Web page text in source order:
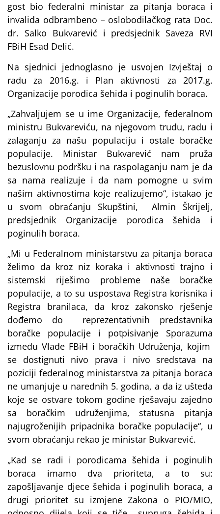
gost bio federalni ministar za pitanja boraca i
invalida odbrambeno – oslobodilačkog rata Doc.
dr. Salko Bukvarević i predsjednik Saveza RVI
FBiH Esad Delić.
Na sjednici jednoglasno je usvojen Izvještaj o
radu za 2016.g. i Plan aktivnosti za 2017.g.
Organizacije porodica šehida i poginulih boraca.
„Zahvaljujem se u ime Organizacije, federalnom
ministru Bukvareviću, na njegovom trudu, radu i
zalaganju za našu populaciju i ostale boračke
populacije. Ministar Bukvarević nam pruža
bezuslovnu podršku i na raspolaganju nam je da
sa nama realizuje i da nam pomogne u svim
našim aktivnostima koje realizujemo“, istakao je
u svom obraćanju Skupštini, Almin Škrijelj,
predsjednik Organizacije porodica šehida i
poginulih boraca.
„Mi u Federalnom ministarstvu za pitanja boraca
želimo da kroz niz koraka i aktivnosti trajno i
sistemski riješimo probleme naše boračke
populacije, a to su uspostava Registra korisnika i
Registra branilaca, da kroz zakonsko rješenje
dođemo do reprezentativnih predstavnika
boračke populacije i potpisivanje Sporazuma
između Vlade FBiH i boračkih Udruženja, kojim
se dostignuti nivo prava i nivo sredstava na
poziciji federalnog ministarstva za pitanja boraca
ne umanjuje u narednih 5. godina, a da iz ušteda
koje se ostvare tokom godine rješavaju zajedno
sa boračkim udruženjima, statusna pitanja
najugroženijih pripadnika boračke populacije“, u
svom obraćanju rekao je ministar Bukvarević.
„Kad se radi i porodicama šehida i poginulih
boraca imamo dva prioriteta, a to su:
zapošljavanje djece šehida i poginulih boraca, a
drugi prioritet su izmjene Zakona o PIO/MIO,